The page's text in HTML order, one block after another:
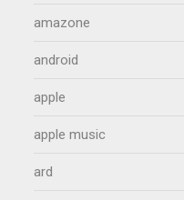
amazone
android
apple
apple music
ard